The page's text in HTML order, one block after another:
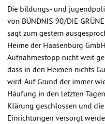
Die bildungs- und
von BÜNDNIS 90/DIE
sagt zum gestern
Heime der Haasenburg
Aufnahmestopp nicht weit
dass in den Heimen nichts
wird. Auf Grund der immer
Häufung in den letzten
Klärung geschlossen und
Einrichtungen versorgt